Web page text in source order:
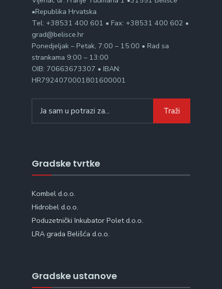
•Republika Hrvatska
Tel: +38531 400 601 • Fax: +38531 400 602 •
grad@belisce.hr
Ponedjeljak – Petak, 7:00 – 15:00 • Rad sa
strankama 9:00 – 13:00
OIB: 70663673307 • IBAN:
HR7924070001801600001
Traži
Gradske tvrtke
Kombel d.o.o.
Hidrobel d.o.o.
Poduzetnički Inkubator Polet d.o.o.
LRA grada Belišća d.o.o.
Gradske ustanove